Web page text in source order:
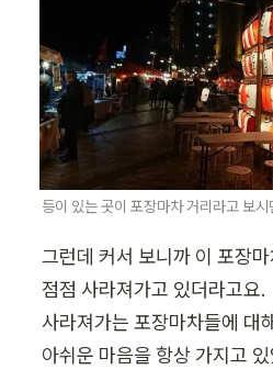
등이 있는 곳이 포장마차 거리라고 보시
그런데 커서 보니까 이 포장
점점 사라져가고 있더라고요.
사라져가는 포장마차들에 대
아쉬운 마음을 항상 가지고